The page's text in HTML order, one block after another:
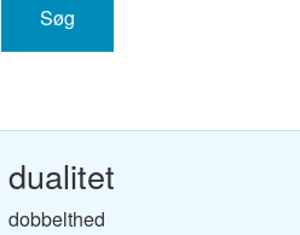
dualitet
dobbelthed